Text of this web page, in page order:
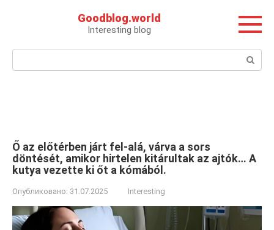
Goodblog.world
Interesting blog
Поиск:
Ő az előtérben járt fel-alá, várva a sors
döntését, amikor hirtelen kitárultak az ajtók… A
kutya vezette ki őt a kómából.
Опубликовано: 31.07.2025 Interesting